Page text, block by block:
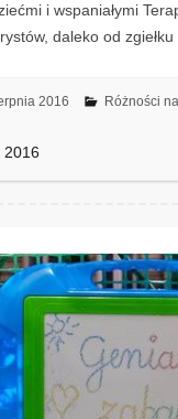
i wspaniałymi
daleko od
2016 Różności
2016